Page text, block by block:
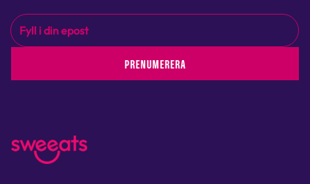
PRENUMERERA